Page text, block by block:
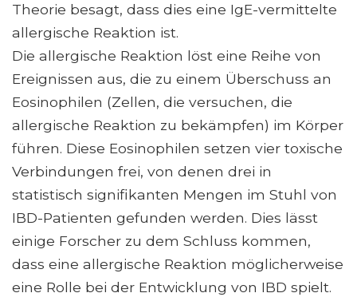
Theorie besagt, dass dies eine IgE-vermittelte
allergische Reaktion ist.
Die allergische Reaktion löst eine Reihe von
Ereignissen aus, die zu einem Überschuss an
Eosinophilen (Zellen, die versuchen, die
allergische Reaktion zu bekämpfen) im Körper
führen. Diese Eosinophilen setzen vier toxische
Verbindungen frei, von denen drei in
statistisch signifikanten Mengen im Stuhl von
IBD-Patienten gefunden werden. Dies lässt
einige Forscher zu dem Schluss kommen,
dass eine allergische Reaktion möglicherweise
eine Rolle bei der Entwicklung von IBD spielt.